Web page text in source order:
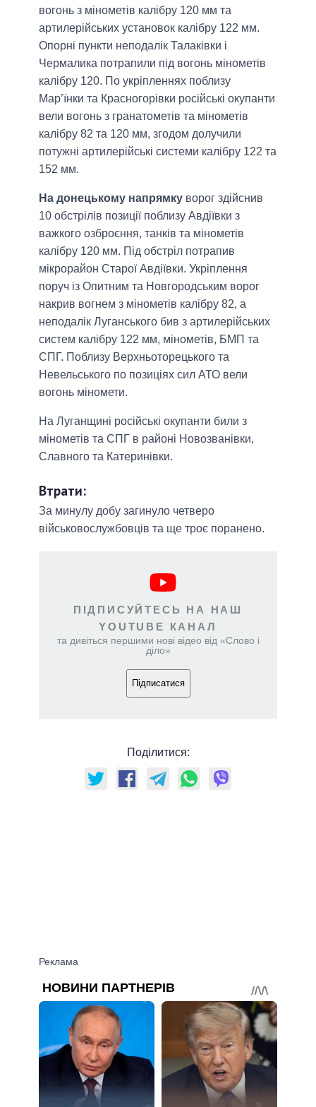
вогонь з мінометів калібру 120 мм та
артилерійських установок калібру 122 мм.
Опорні пункти неподалік Талаківки і
Чермалика потрапили під вогонь мінометів
калібру 120. По укріпленнях поблизу
Мар’їнки та Красногорівки російські окупанти
вели вогонь з гранатометів та мінометів
калібру 82 та 120 мм, згодом долучили
потужні артилерійські системи калібру 122 та
152 мм.
На донецькому напрямку ворог здійснив
10 обстрілів позиції поблизу Авдіївки з
важкого озброєння, танків та мінометів
калібру 120 мм. Під обстріл потрапив
мікрорайон Старої Авдіївки. Укріплення
поруч із Опитним та Новгородським ворог
накрив вогнем з мінометів калібру 82, а
неподалік Луганського бив з артилерійських
систем калібру 122 мм, мінометів, БМП та
СПГ. Поблизу Верхньоторецького та
Невельського по позиціях сил АТО вели
вогонь міномети.
На Луганщині російські окупанти били з
мінометів та СПГ в районі Новозванівки,
Славного та Катеринівки.
Втрати:
За минулу добу загинуло четверо
військовослужбовців та ще троє поранено.
ПІДПИСУЙТЕСЬ НА НАШ
YOUTUBE КАНАЛ
та дивіться першими нові відео від «Слово і
діло»
Підписатися
Поділитися: